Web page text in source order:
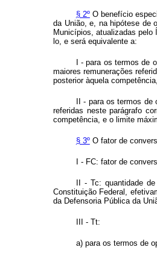
§ 2ºO benefício
da União, e, na hipótese de
Municípios, atualizadas
lo, e será equivalente a:
I - para os termos de
maiores remunerações
posterior àquela
II - para os termos
referidas neste parágrafo
competência, e o limite
§ 3ºO fator de
I - FC: fator de
II - Tc: quantidade
Constituição Federal,
da Defensoria Pública da
III - Tt:
a) para os termos de